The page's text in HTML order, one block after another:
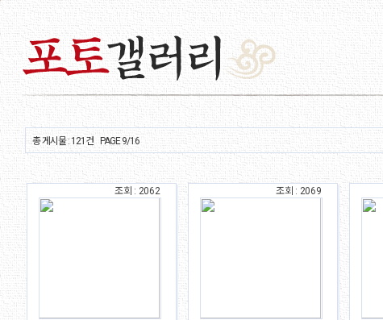
총 게시물 : 121건 PAGE 9/16
조회 : 2062 조회 : 2069